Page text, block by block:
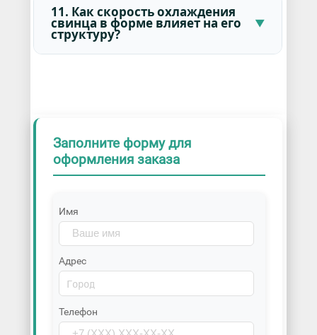
11. Как скорость охлаждения
свинца в форме влияет на его
структуру?
Заполните форму для
оформления заказа
Имя
Адрес
Телефон